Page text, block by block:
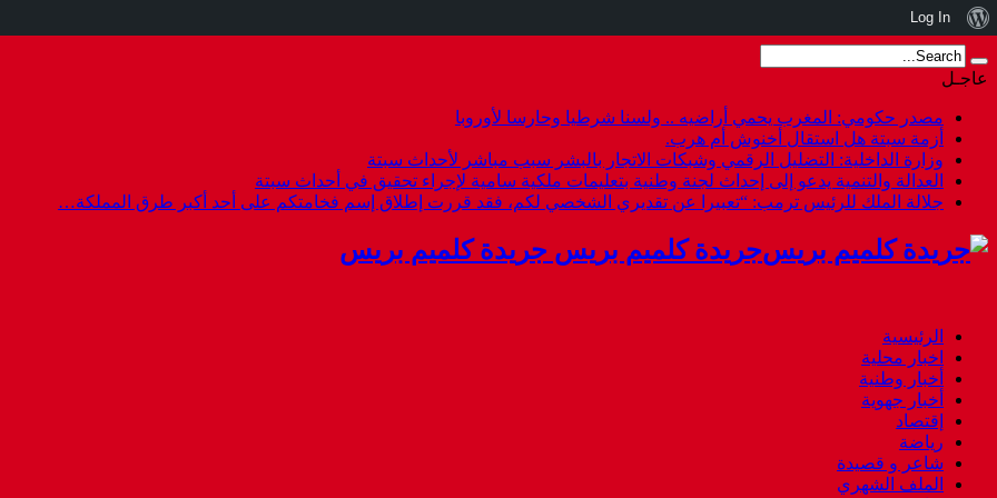
عاجـل
مصدر حكومي: المغرب يحمي أراضيه .. ولسنا شرطيا وحارسا لأوروبا
أزمة سبتة هل استقال أخنوش أم هرب.
وزارة الداخلية: التضليل الرقمي وشبكات الاتجار بالبشر سبب مباشر لأحداث سبتة
العدالة والتنمية يدعو إلى إحداث لجنة وطنية بتعليمات ملكية سامية لإجراء تحقيق في أحداث سبتة
جلالة الملك للرئيس ترمب: “تعبيرا عن تقديري الشخصي لكم، فقد قررت إطلاق إسم فخامتكم على أحد أكبر طرق المملكة…
جريدة كلميم بريس جريدة كلميم بريس
الرئيسية
اخبار محلية
أخبار وطنية
أخبار جهوية
إقتصاد
رياضة
شاعر و قصيدة
الملف الشهري
نبذة
عن
ووردبريس
Log In